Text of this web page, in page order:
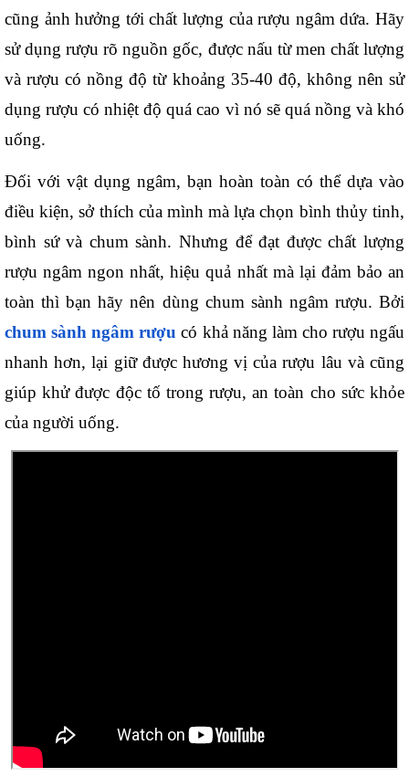
cũng ảnh hưởng tới chất lượng của rượu ngâm dứa. Hãy
sử dụng rượu rõ nguồn gốc, được nấu từ men chất lượng
và rượu có nồng độ từ khoảng 35-40 độ, không nên sử
dụng rượu có nhiệt độ quá cao vì nó sẽ quá nồng và khó
uống.
Đối với vật dụng ngâm, bạn hoàn toàn có thể dựa vào
điều kiện, sở thích của mình mà lựa chọn bình thủy tinh,
bình sứ và chum sành. Nhưng để đạt được chất lượng
rượu ngâm ngon nhất, hiệu quả nhất mà lại đảm bảo an
chum sành ngâm rượu có khả năng làm cho rượu ngấu
nhanh hơn, lại giữ được hương vị của rượu lâu và cũng
giúp khử được độc tố trong rượu, an toàn cho sức khỏe
của người uống.